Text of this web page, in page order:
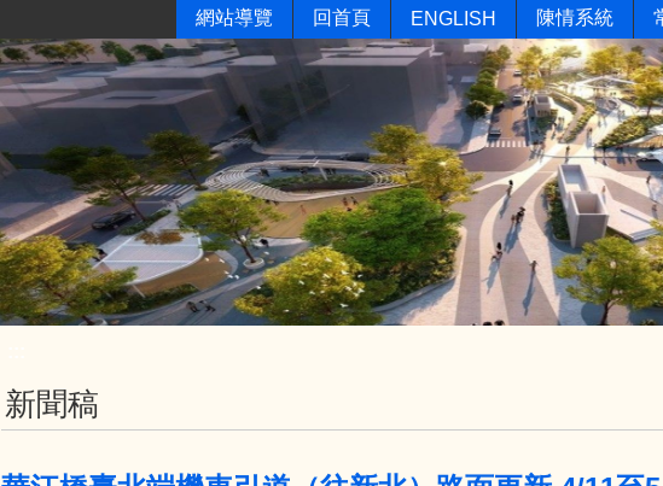
網站導覽 回首頁 ENGLISH 陳情系統
新聞稿